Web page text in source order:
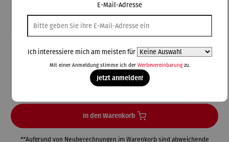
Teile diese Konfiguration
In den Warenkorb
**Aufgrund von Neuberechnungen im Warenkorb sind abweichende
E-Mail-Adresse
Ich interessiere mich am meisten für
Mit einer Anmeldung stimme ich der Werbevereinbarungzu.
Jetzt anmelden!